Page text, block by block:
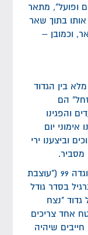
ופועל", מתאר
בתוך שאר
וכמובן –
בין הגדוד
הם
והפגינו
אימוני יום
וביצענו ירי
מסביר.
בתרגיל המיוחד הגיע לצפות גם מפקד אוגדה 99 ("עוצבת
בסדר גודל
גדוד "נצח
אחד צריכים
שיהיה